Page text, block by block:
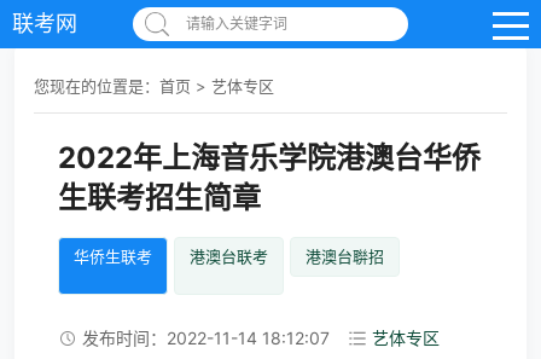
联考网 请输入关键字词
您现在的位置是： 首页 > 艺体专区
2022年上海音乐学院港澳台华侨
生联考招生简章
华侨生联考 港澳台联考 港澳台聨招
发布时间：2022-11-14 18:12:07
艺体专区